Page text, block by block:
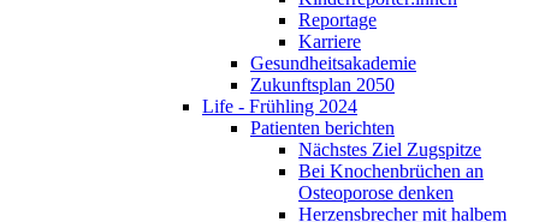
Reportage
Karriere
Gesundheitsakademie
Zukunftsplan 2050
Life - Frühling 2024
Patienten berichten
Nächstes Ziel Zugspitze
Bei Knochenbrüchen an
Osteoporose denken
Herzensbrecher mit halbem